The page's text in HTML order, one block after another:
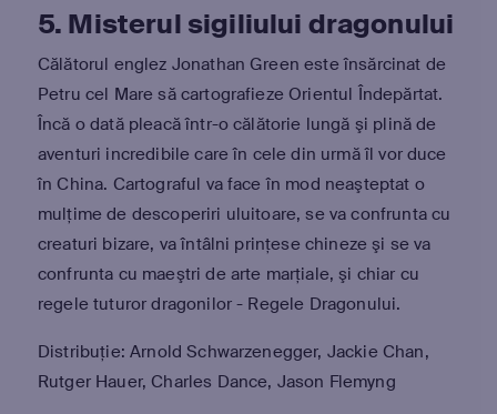
5. Misterul sigiliului dragonului
Călătorul englez Jonathan Green este însărcinat de
Petru cel Mare să cartografieze Orientul Îndepărtat.
Încă o dată pleacă într-o călătorie lungă şi plină de
aventuri incredibile care în cele din urmă îl vor duce
în China. Cartograful va face în mod neaşteptat o
mulţime de descoperiri uluitoare, se va confrunta cu
creaturi bizare, va întâlni prinţese chineze şi se va
confrunta cu maeştri de arte marţiale, şi chiar cu
regele tuturor dragonilor - Regele Dragonului.
Distribuție: Arnold Schwarzenegger, Jackie Chan,
Rutger Hauer, Charles Dance, Jason Flemyng